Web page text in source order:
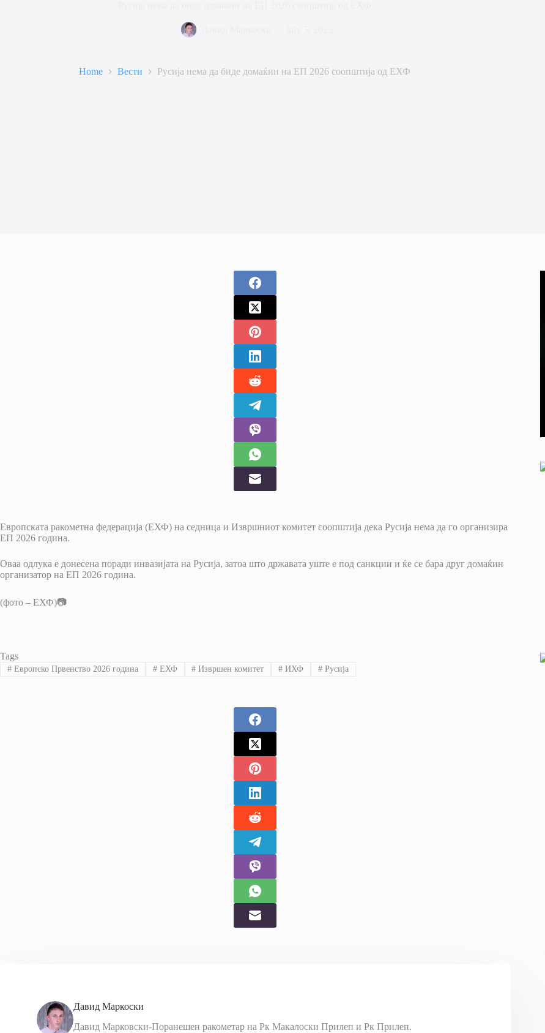
Home Вести Русија нема да биде домаќин на ЕП 2026 соопштија од ЕХФ
Европската ракометна федерација (ЕХФ) на седница и Извршниот комитет соопштија дека Русија нема да го организира
ЕП 2026 година.
Оваа одлука е донесена поради инвазијата на Русија, затоа што државата уште е под санкции и ќе се бара друг домаќин
организатор на ЕП 2026 година.
(фото – ЕХФ)📷
Tags
#Европско Првенство 2026 година #ЕХФ # Извршен комитет # ИХФ # Русија
Давид Маркоски
Давид Марковски-Поранешен ракометар на Рк Макалоски Прилеп и Рк Прилеп.